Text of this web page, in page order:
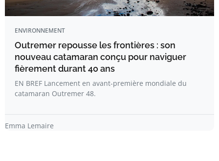
ENVIRONNEMENT
Outremer repousse les frontières : son
nouveau catamaran conçu pour naviguer
fièrement durant 40 ans
EN BREF Lancement en avant-première mondiale du
catamaran Outremer 48.
Emma Lemaire